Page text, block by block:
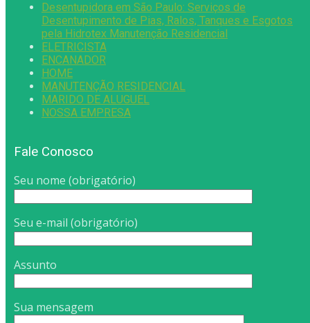
Desentupidora em São Paulo: Serviços de
Desentupimento de Pias, Ralos, Tanques e Esgotos
pela Hidrotex Manutenção Residencial
ELETRICISTA
ENCANADOR
HOME
MANUTENÇÃO RESIDENCIAL
MARIDO DE ALUGUEL
NOSSA EMPRESA
Fale Conosco
Seu nome (obrigatório)
Seu e-mail (obrigatório)
Assunto
Sua mensagem